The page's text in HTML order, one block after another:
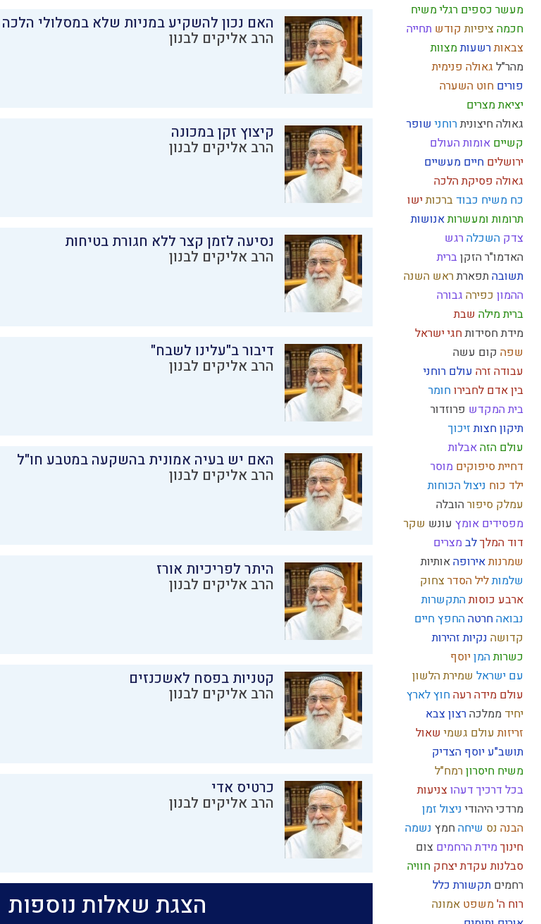
מעשר כספים רגלי משיח
חכמהציפיותקודש תחייה
צבאותרשעותמצוות
מהר"ל גאולה פנימית
פורים חוט השערה
יציאת מצרים
גאולה חיצוניתרוחני שופר
קשיים אומות העולם
ירושלים חיים מעשיים
גאולה פסיקת הלכה
כח משיח כבוד ברכותישו
תרומות ומעשרותאנושות
צדק השכלהרגש
האדמו"ר הזקןברית
תשובהתפארתראש השנה
ההמון כפירה גבורה
ברית מילה שבת
מידת חסידותחגי ישראל
שפה קום עשה
עבודה זרה עולם רוחני
בין אדם לחבירוחומר
בית המקדש פרוזדור
תיקון חצותזיכוך
עולם הזהאבלות
דחיית סיפוקים מוסר
ילד כוח ניצול הכוחות
עמלק סיפורהובלה
מפסידים אומץ עונש שקר
דוד המלךלבמצרים
שמרנותאירופהאותיות
שלמותליל הסדרצחוק
ארבע כוסותהתקשרות
נבואהחרטההחפץ חיים
קדושה נקיותזהירות
כשרותהמןיוסף
עם ישראל שמירת הלשון
עולם מידה רעהחוץ לארץ
יחיד ממלכהרצוןצבא
זריזותעולם גשמי שאול
תושב"ע יוסף הצדיק
משיח חיסרוןרמח"ל
בכל דרכיך דעהוצניעות
מרדכי היהודי ניצול זמן
הבנה נס שיחהחמץ נשמה
חינוךמידת הרחמים צום
סבלנותעקדת יצחק חוויה
רחמים תקשורתכלל
רוח ה'משפט אמונה
האם נכון להשקיע במניות שלא במסלולי הלכה
הרב אליקים לבנון
קיצוץ זקן במכונה
הרב אליקים לבנון
נסיעה לזמן קצר ללא חגורת בטיחות
הרב אליקים לבנון
דיבור ב"עלינו לשבח"
הרב אליקים לבנון
האם יש בעיה אמונית בהשקעה במטבע חו"ל
הרב אליקים לבנון
היתר לפריכיות אורז
הרב אליקים לבנון
קטניות בפסח לאשכנזים
הרב אליקים לבנון
כרטיס אדי
הרב אליקים לבנון
הצגת שאלות נוספות